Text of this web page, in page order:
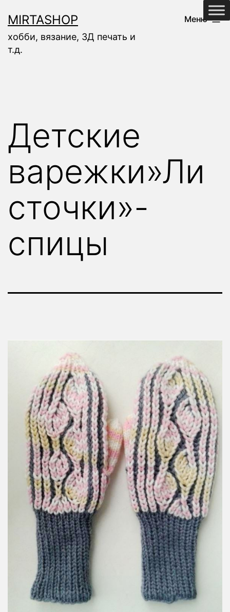
содержимому
MIRTASHOP
хобби, вязание, 3Д печать и
т.д.
Меню
Детские
варежки»Ли
сточки»-
спицы